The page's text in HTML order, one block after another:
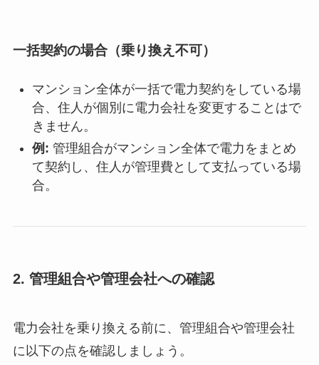
一括契約の場合（乗り換え不可）
マンション全体が一括で電力契約をしている場
合、住人が個別に電力会社を変更することはで
きません。
例: 管理組合がマンション全体で電力をまとめ
て契約し、住人が管理費として支払っている場
合。
2. 管理組合や管理会社への確認
電力会社を乗り換える前に、管理組合や管理会社
に以下の点を確認しましょう。